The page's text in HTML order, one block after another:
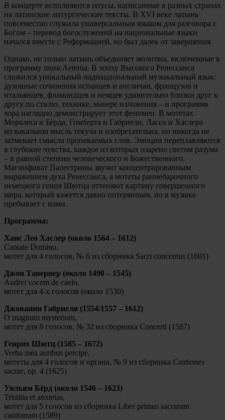
В концерте исполняются опусы, написанные в разных странах
на латинские литургические тексты. В XVI веке латынь
повсеместно служила универсальным языком для разговора с
Богом – перевод богослужений на национальные языки
начался вместе с Реформацией, но был далек от завершения.
Однако, не только латынь объединяет молитвы, включенные в
программу musicAeterna. В эпоху Высокого Ренессанса
сложился уникальный наднациональный музыкальный язык:
духовные сочинения испанцев и англичан, французов и
итальянцев, фламандцев и немцев удивительно близки друг к
другу по стилю, технике, манере изложения – и программа
хора наглядно демонстрирует этот феномен. В мотетах
Моралеса и Бёрда, Гомберта и Габриели, Лассо и Хаслера
музыкальная мысль текуча и изобретательна, но никогда не
затмевает смысла пропеваемых слов. Эмоции переплавляются
в глубокие чувства, каждое из которых озарено светом разума
– в равной степени человеческого и Божественного.
Магнификат Палестрины звучит концентрированным
выражением духа Ренессанса, а мотеты раннебарочного
немецкого гения Шютца оттеняют картину совершенного
мира, который кажется давно потерянным, но в музыке
пребывает с нами.
Программа:
Ханс Лео Хаслер (около 1564 – 1612)
Cantate Domino,
мотет для 4 голосов, № 6 из сборника Sacri concentus (1601)
Джон Тавернер (около 1490 – 1545)
Audivi vocem de caelo,
мотет для 4-х голосов (около 1530)
Джованни Габриели (1554/1557 – 1612)
O magnum mysterium,
мотет для 8 голосов, № 32 из сборника Concerti (1587)
Генрих Шютц (1585 – 1672)
Verba mea auribus percipe,
мотеты для 4 голосов и органа, № 9 из сборника Cantiones
sacrae, оp. 4 (1625)
Уильям Бёрд (около 1540 – 1623)
Tristitia et anxietas,
мотет для 5 голосов из сборника Liber primus sacrarum
cantionum (1589)